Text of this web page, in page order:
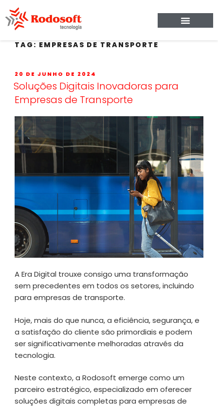
TAG: EMPRESAS DE TRANSPORTE
20 DE JUNHO DE 2024
Soluções Digitais Inovadoras para
Empresas de Transporte
A Era Digital trouxe consigo uma transformação
sem precedentes em todos os setores, incluindo
para empresas de transporte.
Hoje, mais do que nunca, a eficiência, segurança, e
a satisfação do cliente são primordiais e podem
ser significativamente melhoradas através da
tecnologia.
Neste contexto, a Rodosoft emerge como um
parceiro estratégico, especializado em oferecer
soluções digitais completas para empresas de